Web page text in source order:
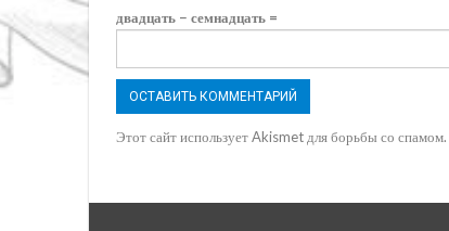
двадцать − семнадцать =
Этот сайт использует Akismet для борьбы со спамом.